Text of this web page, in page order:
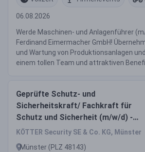
06.08.2026
Werde Maschinen- und Anlagenführer
Ferdinand Eimermacher GmbH!
und Wartung von Produktionsanlagen
einem tollen Team und attraktiven
Geprüfte Schutz- und
Sicherheitskraft/ Fachkraft für
Schutz und Sicherheit (m/w/d) -
Münster
KÖTTER Security SE & Co. KG, Münster
Münster (PLZ 48143)